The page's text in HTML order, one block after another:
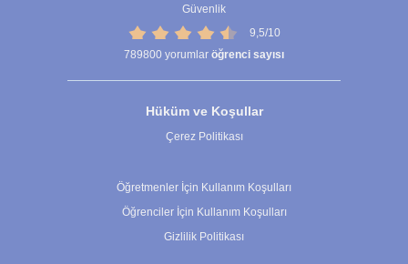
Güvenlik
9,5/10
789800 yorumlar öğrenci sayısı
Hüküm ve Koşullar
Çerez Politikası
Öğretmenler İçin Kullanım Koşulları
Öğrenciler İçin Kullanım Koşulları
Gizlilik Politikası